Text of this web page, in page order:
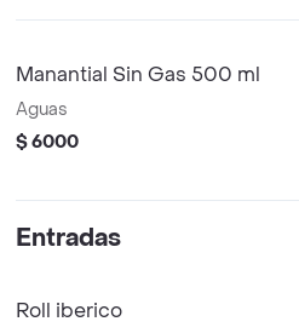
Manantial Sin Gas 500 ml
Aguas
$ 6000
Entradas
Roll iberico